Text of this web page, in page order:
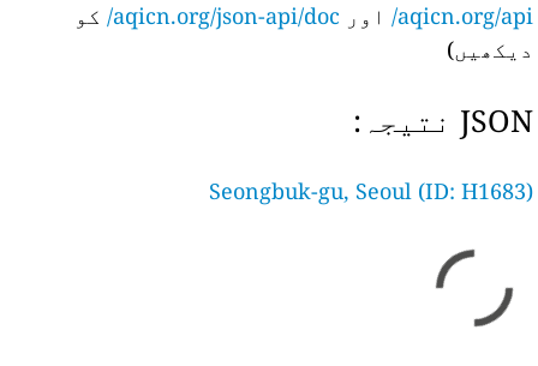
aqicn.org/api/
اور aqicn.org/json-api/doc/ کو
دیکھیں)
JSON نتیجہ:
Seongbuk-gu, Seoul (ID: H1683)